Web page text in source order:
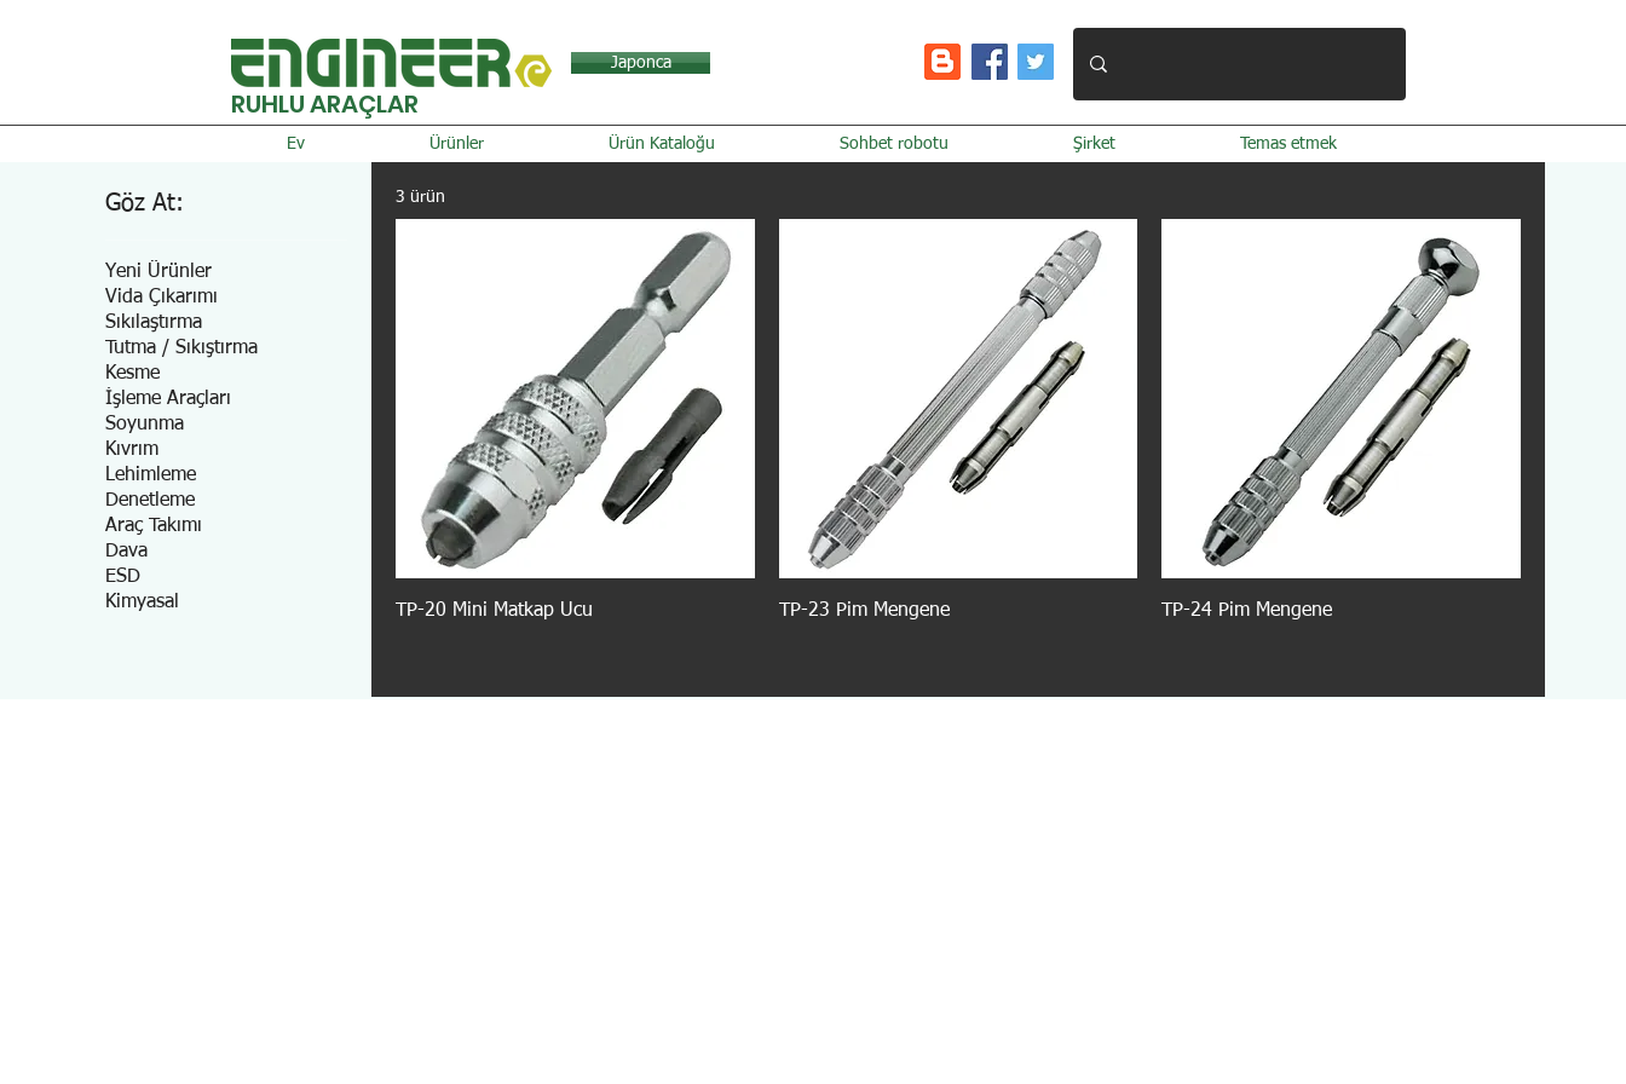
Japonca
RUHLU ARAÇLAR
Ev Ürünler Ürün Kataloğu Sohbet robotu Şirket Temas etmek
Göz At:
Yeni Ürünler
Vida Çıkarımı
Sıkılaştırma
Tutma / Sıkıştırma
Kesme
İşleme Araçları
Soyunma
Kıvrım
Lehimleme
Denetleme
Araç Takımı
Dava
ESD
Kimyasal
3 ürün
TP-20 Mini Matkap Ucu TP-23 Pim Mengene TP-24 Pim Mengene